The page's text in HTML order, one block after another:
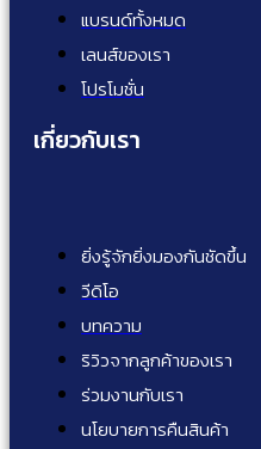
แบรนด์ทั้งหมด
เลนส์ของเรา
โปรโมชั่น
เกี่ยวกับเรา
ยิ่งรู้จักยิ่งมองกันชัดขึ้น
วีดิโอ
บทความ
ริวิวจากลูกค้าของเรา
ร่วมงานกับเรา
นโยบายการคืนสินค้า